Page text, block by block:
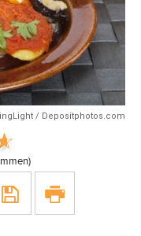
/ Depositphotos.com